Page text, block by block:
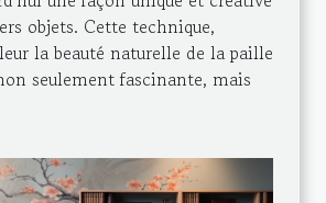
objets. Cette technique,
la beauté naturelle de la paille
seulement fascinante, mais